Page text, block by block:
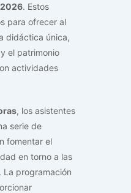
. Estos
para ofrecer al
didáctica única,
el patrimonio
actividades
, los asistentes
serie de
fomentar el
en torno a las
La programación